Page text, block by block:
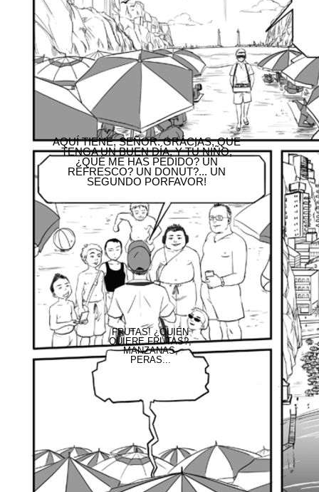
FRUTAS! ¿QUIÉN
QUIERE FRUTAS?,
MANZANAS,
PERAS...
AQUÍ TIENE, SEÑOR. GRÁCIAS, QUE
TENGA UN BUEN DÍA, Y TÚ NIÑO,
¿QUÉ ME HAS PEDIDO? UN
REFRESCO? UN DONUT?... UN
SEGUNDO PORFAVOR!